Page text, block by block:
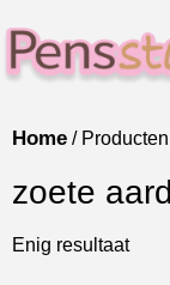
Home /
zoete
Enig resultaat